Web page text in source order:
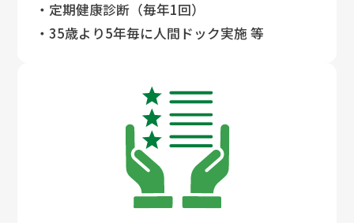
・定期健康診断（毎年1回）
・35歳より5年毎に人間ドック実施 等